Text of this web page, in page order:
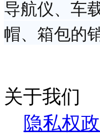
导航仪、车
帽、箱包的
关于我们
隐私权